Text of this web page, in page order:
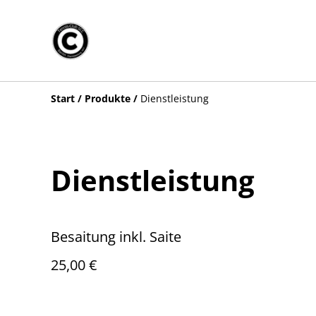
Start / Produkte / Dienstleistung
Dienstleistung
Besaitung inkl. Saite
25,00 €